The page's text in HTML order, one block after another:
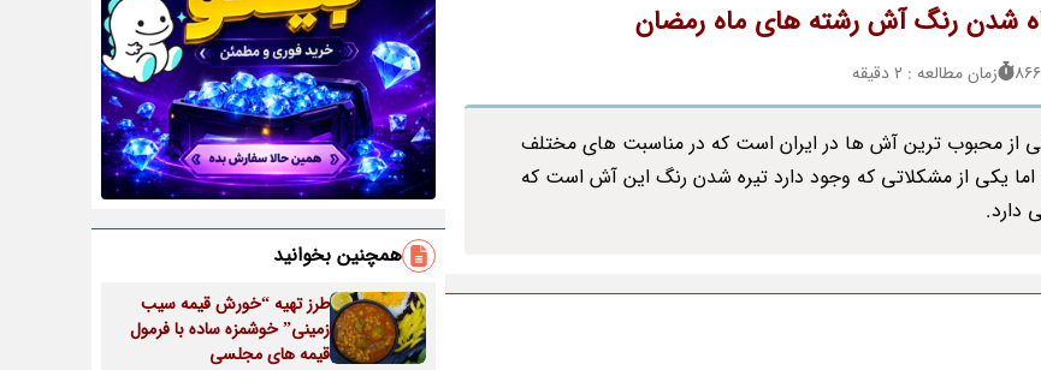
شدن رنگ آش رشته های ماه رمضان
زمان مطالعه : 2 دقیقه
از محبوب ترین آش ها در ایران است که در مناسبت های مختلف
یکی از مشکلاتی که وجود دارد تیره شدن رنگ این آش است که
دارد.
همچنین بخوانید
طرز تهیه “خورش قیمه سیب
زمینی” خوشمزه ساده با فرمول
قیمه های مجلسی